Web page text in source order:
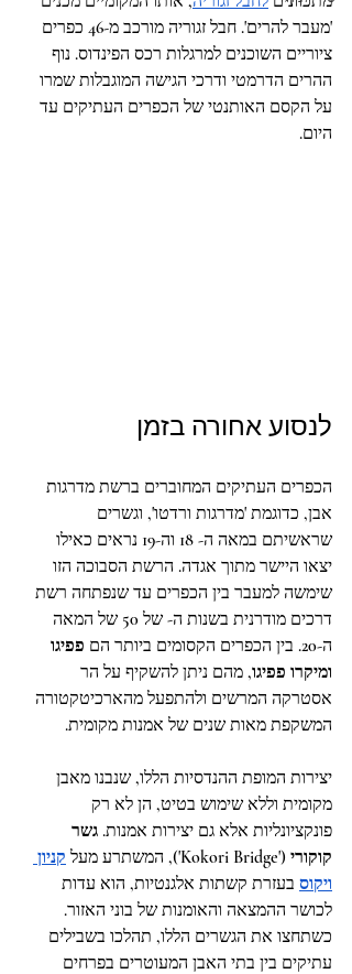
'מעבר להרים'. חבל זגוריה מורכב מ-46 כפרים
ציוריים השוכנים למרגלות רכס הפינדוס. נוף
ההרים הדרמטי ודרכי הגישה המוגבלות שמרו
על הקסם האותנטי של הכפרים העתיקים עד
היום.
לנסוע אחורה בזמן
הכפרים העתיקים המחוברים ברשת מדרגות
אבן, כדוגמת 'מדרגות ורדטו', וגשרים
שראשיתם במאה ה- 18 וה-19 נראים כאילו
יצאו היישר מתוך אגדה. הרשת הסבוכה הזו
שימשה למעבר בין הכפרים עד שנפתחה רשת
דרכים מודרנית בשנות ה- של 50 של המאה
ה-20. בין הכפרים הקסומים ביותר הם
פפיגו
ומיקרו פפיגו, מהם ניתן להשקיף על הר
אסטרקה המרשים ולהתפעל מהארכיטקטורה
המשקפת מאות שנים של אמנות מקומית.
יצירות המופת ההנדסיות הללו, שנבנו מאבן
מקומית וללא שימוש בטיט, הן לא רק
פונקציונליות אלא גם יצירות אמנות. גשר
קוקורי ('Kokori Bridge'), המשתרע מעל
קניון
ויקוס בעזרת קשתות אלגנטיות, הוא עדות
לכושר ההמצאה והאומנות של בוני האזור.
כשתחצו את הגשרים הללו, תהלכו בשבילים
עתיקים בין בתי האבן המעוטרים בפרחים